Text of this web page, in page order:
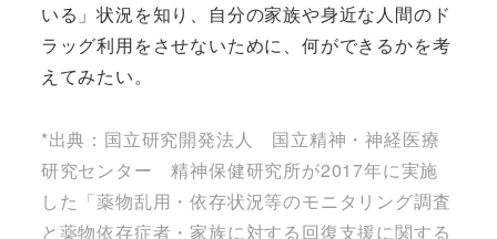
いる」状況を知り、自分の家族や身近な人間のド
ラッグ利用をさせないために、何ができるかを考
えてみたい。
*出典：国立研究開発法人 国立精神・神経医療
研究センター 精神保健研究所が2017年に実施
した「薬物乱用・依存状況等のモニタリング調査
と薬物依存症者・家族に対する回復支援に関する